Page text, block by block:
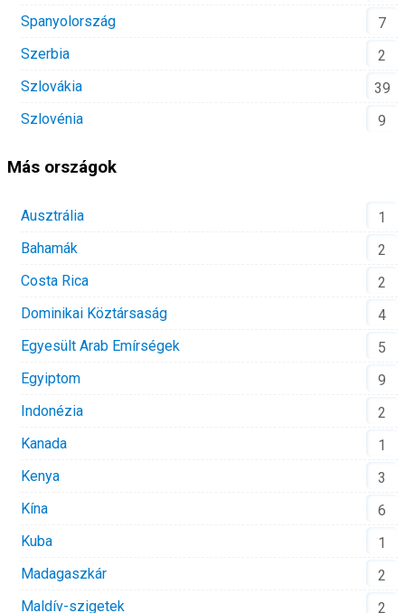
Spanyolország
7
Szerbia
2
Szlovákia
39
Szlovénia
9
Más országok
Ausztrália
1
Bahamák
2
Costa Rica
2
Dominikai Köztársaság
4
Egyesült Arab Emírségek
5
Egyiptom
9
Indonézia
2
Kanada
1
Kenya
3
Kína
6
Kuba
1
Madagaszkár
2
Maldív-szigetek
2